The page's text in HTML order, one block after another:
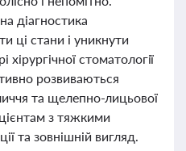
діагностика
ці стани і уникнути
стоматології
розвиваються
та щелепно-лицьової
з тяжкими
та зовнішній вигляд.